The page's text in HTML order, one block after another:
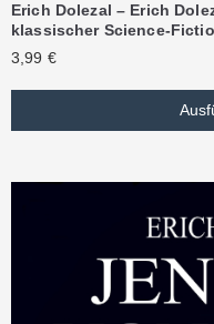
Erich Dolezal – Erich
klassischer Science-
3,99 €